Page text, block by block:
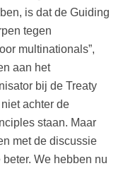
is dat de Guiding
tegen
multinationals”,
aan het
bij de Treaty
achter de
staan. Maar
met de discussie
We hebben nu